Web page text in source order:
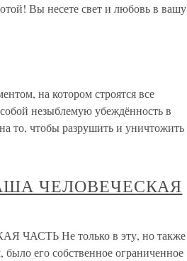
Вы несете свет и любовь в вашу
на котором строятся все
собой незыблемую убеждённость в
то, чтобы разрушить и уничтожить
ЧЕЛОВЕЧЕСКАЯ
Не только в эту, но также
его собственное ограниченное